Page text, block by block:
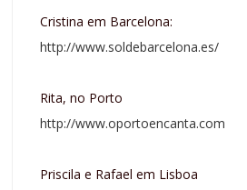
Cristina em Barcelona:
http://www.soldebarcelona.es/
Rita, no Porto
http://www.oportoencanta.com
Priscila e Rafael em Lisboa